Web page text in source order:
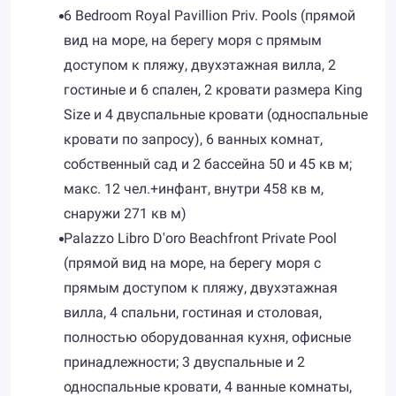
6 Bedroom Royal Pavillion Priv. Pools (прямой
вид на море, на берегу моря с прямым
доступом к пляжу, двухэтажная вилла, 2
гостиные и 6 спален, 2 кровати размера King
Size и 4 двуспальные кровати (односпальные
кровати по запросу), 6 ванных комнат,
собственный сад и 2 бассейна 50 и 45 кв м;
макс. 12 чел.+инфант, внутри 458 кв м,
снаружи 271 кв м)
Palazzo Libro D'oro Beachfront Private Pool
(прямой вид на море, на берегу моря с
прямым доступом к пляжу, двухэтажная
вилла, 4 спальни, гостиная и столовая,
полностью оборудованная кухня, офисные
принадлежности; 3 двуспальные и 2
односпальные кровати, 4 ванные комнаты,